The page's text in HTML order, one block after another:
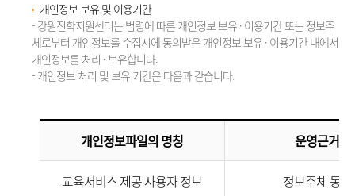
개인정보 보유 및 이용기간
- 강원진학지원센터는 법령에 따른 개인정보 보유 · 이용기간 또는 정보주
체로부터 개인정보를 수집시에 동의받은 개인정보 보유 · 이용기간 내에서
개인정보를 처리 · 보유합니다.
- 개인정보 처리 및 보유 기간은 다음과 같습니다.
개인정보파일의 명칭 운영근거
교육서비스 제공 사용자 정보 정보주체 동의